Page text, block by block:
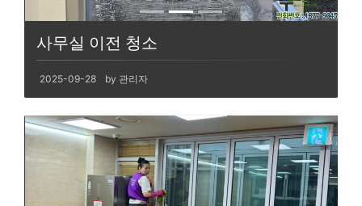
사무실 이전 청소
2025-09-28 by 관리자